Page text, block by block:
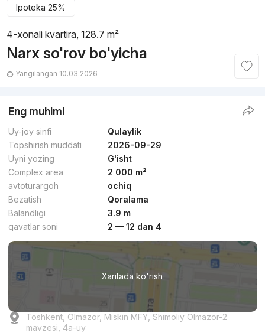
Ipoteka 25%
4-xonali kvartira, 128.7 m²
Narx so'rov bo'yicha
Yangilangan 10.03.2026
Eng muhimi
Uy-joy sinfi
Qulaylik
Topshirish muddati
2026-09-29
Uyni yozing
G'isht
Complex area
2 000 m²
avtoturargoh
ochiq
Bezatish
Qoralama
Balandligi
3.9 m
qavatlar soni
2 — 12 dan 4
Xaritada ko'rish
Toshkent, Olmazor, Miskin MFY, Shimoliy Olmazor-2
mavzesi, 4a-uy